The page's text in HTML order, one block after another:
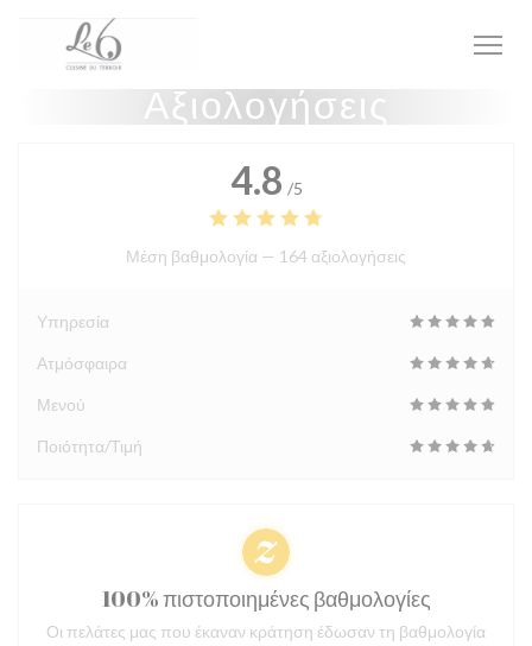
Πίνακας διαχείρισης "Μπισκότων" (Cookies)
Αξιολογήσεις
4.8 /5
Μέση βαθμολογία — 164 αξιολογήσεις
Υπηρεσία
Ατμόσφαιρα
Μενού
Ποιότητα/Τιμή
100% πιστοποιημένες βαθμολογίες
Οι πελάτες μας που έκαναν κράτηση έδωσαν τη βαθμολογία